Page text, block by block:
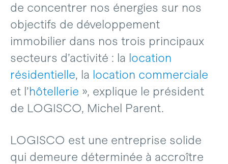
de concentrer nos énergies sur nos
objectifs de développement
immobilier dans nos trois principaux
secteurs d’activité : la location
résidentielle, la location commerciale
et l’hôtellerie », explique le président
de LOGISCO, Michel Parent.
LOGISCO est une entreprise solide
qui demeure déterminée à accroître